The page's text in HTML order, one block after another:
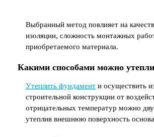
Выбранный метод повлияет на
изоляции, сложность монтажных
приобретаемого материала.
Какими способами можно
Утеплить фундамент и осуществить
строительной конструкции от
отрицательных температур можно
утеплив внешнюю поверхность